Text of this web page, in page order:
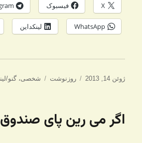
X فیسبوک
WhatsApp لینکداین
ارسال
ژوئن 14, 2013 دسته‌ها
روزنوشت برچسب‌ها
شخصی،گنو/
اگر می رین پای